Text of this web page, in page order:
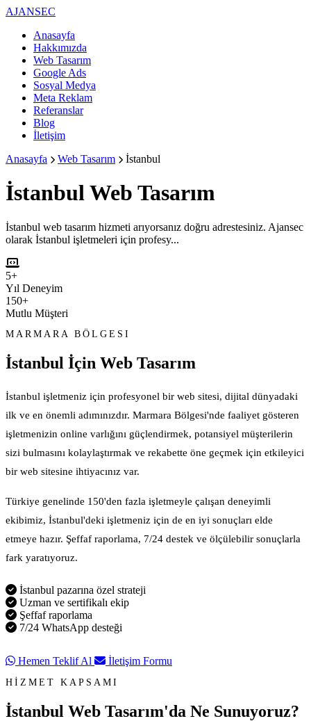
AJANSEC
Anasayfa
Hakkımızda
Web Tasarım
Google Ads
Sosyal Medya
Meta Reklam
Referanslar
Blog
İletişim
Anasayfa
Web Tasarım İstanbul
İstanbulWeb Tasarım
İstanbul web tasarım hizmeti arıyorsanız doğru adrestesiniz. Ajansec
olarak İstanbul işletmeleri için profesy...
5+
Yıl Deneyim
150+
Mutlu Müşteri
MARMARA BÖLGESI
İstanbul İçin Web Tasarım
İstanbul işletmeniz için profesyonel bir web sitesi, dijital dünyadaki
ilk ve en önemli adımınızdır. Marmara Bölgesi'nde faaliyet gösteren
işletmenizin online varlığını güçlendirmek, potansiyel müşterilerin
sizi bulmasını kolaylaştırmak ve rekabette öne geçmek için etkileyici
bir web sitesine ihtiyacınız var.
Türkiye genelinde 150'den fazla işletmeyle çalışan deneyimli
ekibimiz, İstanbul'deki işletmeniz için de en iyi sonuçları elde
etmeye hazır. Şeffaf raporlama, 7/24 destek ve ölçülebilir sonuçlarla
fark yaratıyoruz.
İstanbul pazarına özel strateji
Uzman ve sertifikalı ekip
Şeffaf raporlama
7/24 WhatsApp desteği
Hemen Teklif Al İletişim Formu
HİZMET KAPSAMI
İstanbul Web Tasarım'da Ne Sunuyoruz?